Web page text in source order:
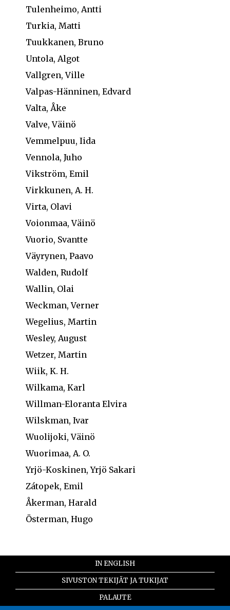
Tulenheimo, Antti
Turkia, Matti
Tuukkanen, Bruno
Untola, Algot
Vallgren, Ville
Valpas-Hänninen, Edvard
Valta, Åke
Valve, Väinö
Vemmelpuu, Iida
Vennola, Juho
Vikström, Emil
Virkkunen, A. H.
Virta, Olavi
Voionmaa, Väinö
Vuorio, Svantte
Väyrynen, Paavo
Walden, Rudolf
Wallin, Olai
Weckman, Verner
Wegelius, Martin
Wesley, August
Wetzer, Martin
Wiik, K. H.
Wilkama, Karl
Willman-Eloranta Elvira
Wilskman, Ivar
Wuolijoki, Väinö
Wuorimaa, A. O.
Yrjö-Koskinen, Yrjö Sakari
Zátopek, Emil
Åkerman, Harald
Österman, Hugo
IN ENGLISH
SIVUSTON TEKIJÄT JA TUKIJAT
PALAUTE